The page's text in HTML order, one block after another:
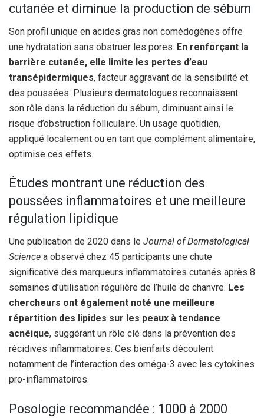
cutanée et diminue la production de sébum
Son profil unique en acides gras non comédogènes offre
une hydratation sans obstruer les pores. En renforçant la
barrière cutanée, elle limite les pertes d’eau
transépidermiques, facteur aggravant de la sensibilité et
des poussées. Plusieurs dermatologues reconnaissent
son rôle dans la réduction du sébum, diminuant ainsi le
risque d’obstruction folliculaire. Un usage quotidien,
appliqué localement ou en tant que complément alimentaire,
optimise ces effets.
Études montrant une réduction des
poussées inflammatoires et une meilleure
régulation lipidique
Une publication de 2020 dans le Journal of Dermatological
Science a observé chez 45 participants une chute
significative des marqueurs inflammatoires cutanés après 8
semaines d’utilisation régulière de l’huile de chanvre. Les
chercheurs ont également noté une meilleure
répartition des lipides sur les peaux à tendance
acnéique, suggérant un rôle clé dans la prévention des
récidives inflammatoires. Ces bienfaits découlent
notamment de l’interaction des oméga-3 avec les cytokines
pro-inflammatoires.
Posologie recommandée : 1000 à 2000